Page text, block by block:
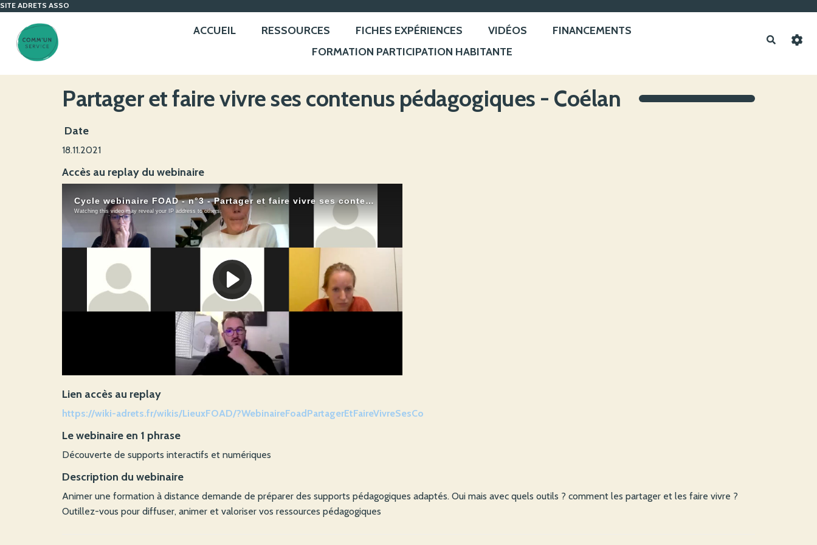
SITE ADRETS ASSO
ACCUEIL RESSOURCES FICHES EXPÉRIENCES VIDÉOS
FINANCEMENTS
FORMATION PARTICIPATION HABITANTE
Partager et faire vivre ses contenus pédagogiques - Coélan
Date
18.11.2021
Accès au replay du webinaire
Lien accès au replay
https://wiki-adrets.fr/wikis/LieuxFOAD/?WebinaireFoadPartagerEtFaireVivreSesCo
Le webinaire en 1 phrase
Découverte de supports interactifs et numériques
Description du webinaire
Animer une formation à distance demande de préparer des supports pédagogiques adaptés. Oui mais avec quels outils ? comment les partager et les faire vivre ?
Outillez-vous pour diffuser, animer et valoriser vos ressources pédagogiques